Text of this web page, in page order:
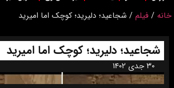
خانه / فیلم / شجاعید؛ دلیرید؛ کوچک اما امیرید
شجاعید؛ دلیرید؛ کوچک اما امیرید
۳۰ جدی ۱۴۰۲